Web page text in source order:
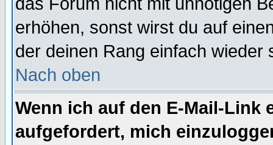
erhöhen, sonst wirst du auf
der deinen Rang einfach wieder
Nach oben
Wenn ich auf den E-Mail-Link
aufgefordert, mich